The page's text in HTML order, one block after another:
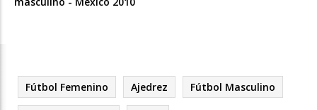
Fútbol Femenino Ajedrez Fútbol Masculino